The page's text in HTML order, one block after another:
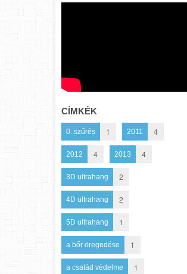
CÍMKÉK
0. szűrés 1 2011 4
2012 4 2013 4
3D ultrahang 2
4D ultrahang 2
5D ultrahang 1
a bőr öregedése 1
a család védelme 1